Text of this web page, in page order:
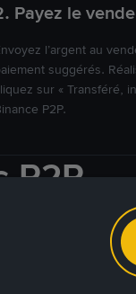
Payez le
l’argent au
suggérés.
sur « Transféré,
P2P.
P2P